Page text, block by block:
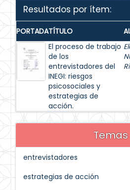
Resultados por ítem:
PORTADATÍTULO
El proceso de trabajo
de los
entrevistadores del
INEGI: riesgos
psicosociales y
estrategias de
acción.
Temas
entrevistadores
estrategias de acción